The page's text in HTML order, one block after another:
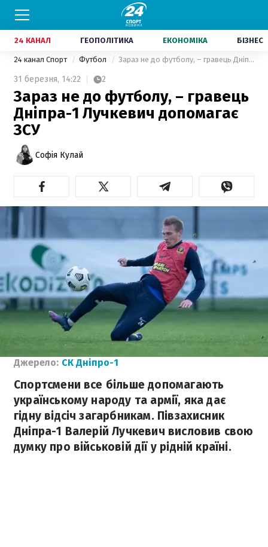
24 КАНАЛ ГЕОПОЛІТИКА ЕКОНОМІКА БІЗНЕС
24 канал Спорт Футбол Зараз не до футболу, – гравець Дніпра-1 Лучкевич допомагає ЗСУ
31 березня, 14:22 2
Зараз не до футболу, – гравець
Дніпра-1 Лучкевич допомагає
ЗСУ
Софія Кулай
Джерело: СК Дніпро-1
Спортсмени все більше допомагають
українському народу та армії, яка дає
гідну відсіч загарбникам. Півзахисник
Дніпра-1 Валерій Лучкевич висловив свою
думку про військовій дії у рідній країні.